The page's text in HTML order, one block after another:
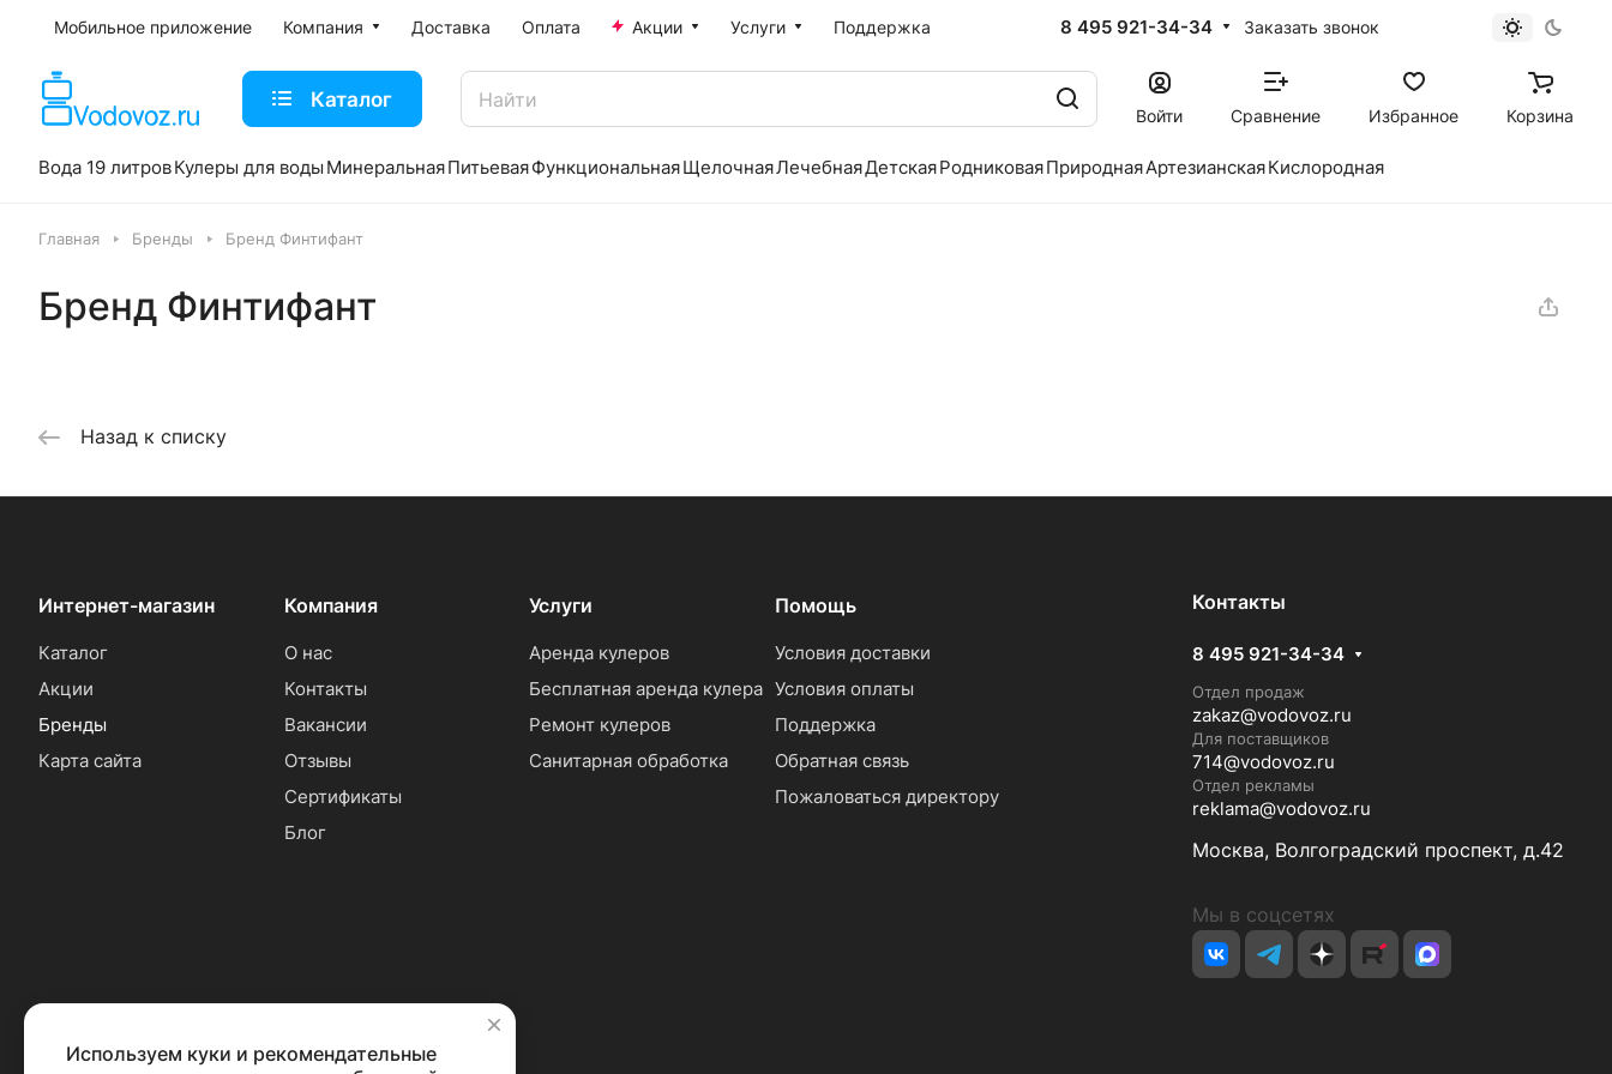
Мобильное приложение Компания Доставка Оплата Акции Услуги Поддержка 8 495 921-34-34 Заказать звонок
Каталог
Войти Сравнение Избранное Корзина
Вода 19 литровКулеры для воды МинеральнаяПитьеваяФункциональнаяЩелочнаяЛечебнаяДетскаяРодниковаяПрироднаяАртезианскаяКислородная
Главная Бренды Бренд Финтифант
Бренд Финтифант
Назад к списку
Интернет-магазин
Каталог
Акции
Бренды
Карта сайта
Компания
О нас
Контакты
Вакансии
Отзывы
Сертификаты
Блог
Услуги
Аренда кулеров
Бесплатная аренда кулера
Ремонт кулеров
Санитарная обработка
Помощь
Условия доставки
Условия оплаты
Поддержка
Обратная связь
Пожаловаться директору
Контакты
8 495 921-34-34
Отдел продаж
zakaz@vodovoz.ru
Для поставщиков
714@vodovoz.ru
Отдел рекламы
reklama@vodovoz.ru
Москва, Волгоградский проспект, д.42
Мы в соцсетях
✕
Используем куки и рекомендательные